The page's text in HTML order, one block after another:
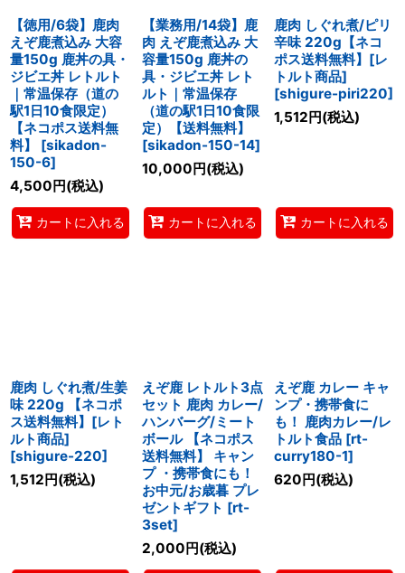
【徳用/6袋】鹿肉
えぞ鹿煮込み 大容
量150g 鹿丼の具・
ジビエ丼 レトルト
｜常温保存（道の
駅1日10食限定）
【ネコポス送料無
料】
[sikadon-
150-6]
4,500円(税込)
カートに入れる
【業務用/14袋】鹿
肉 えぞ鹿煮込み 大
容量150g 鹿丼の
具・ジビエ丼 レト
ルト｜常温保存
（道の駅1日10食限
定）【送料無料】
[sikadon-150-14]
10,000円(税込)
カートに入れる
鹿肉 しぐれ煮/ピリ
辛味 220g【ネコ
ポス送料無料】[レ
トルト商品]
[shigure-piri220]
1,512円(税込)
カートに入れる
鹿肉 しぐれ煮/生姜
味 220g 【ネコポ
ス送料無料】[レト
ルト商品]
[shigure-220]
1,512円(税込)
えぞ鹿 レトルト3点
セット 鹿肉 カレー/
ハンバーグ/ミート
ボール 【ネコポス
送料無料】 キャン
プ ・携帯食にも！
お中元/お歳暮 プレ
ゼントギフト [rt-
3set]
2,000円(税込)
えぞ鹿 カレー キャ
ンプ・携帯食に
も！ 鹿肉カレー/レ
トルト食品 [rt-
curry180-1]
620円(税込)